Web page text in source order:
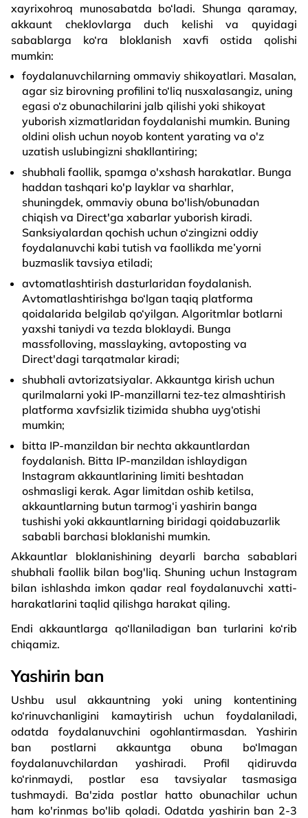
xayrixohroq munosabatda bo‘ladi. Shunga qaramay,
akkaunt cheklovlarga duch kelishi va quyidagi
sabablarga ko‘ra bloklanish xavfi ostida qolishi
mumkin:
foydalanuvchilarning ommaviy shikoyatlari. Masalan,
agar siz birovning profilini to‘liq nusxalasangiz, uning
egasi o‘z obunachilarini jalb qilishi yoki shikoyat
yuborish xizmatlaridan foydalanishi mumkin. Buning
oldini olish uchun noyob kontent yarating va o'z
uzatish uslubingizni shakllantiring;
shubhali faollik, spamga o'xshash harakatlar. Bunga
haddan tashqari ko'p layklar va sharhlar,
shuningdek, ommaviy obuna bo'lish/obunadan
chiqish va Direct'ga xabarlar yuborish kiradi.
Sanksiyalardan qochish uchun o‘zingizni oddiy
foydalanuvchi kabi tutish va faollikda me’yorni
buzmaslik tavsiya etiladi;
avtomatlashtirish dasturlaridan foydalanish.
Avtomatlashtirishga bo‘lgan taqiq platforma
qoidalarida belgilab qo‘yilgan. Algoritmlar botlarni
yaxshi taniydi va tezda bloklaydi. Bunga
massfolloving, masslayking, avtoposting va
Direct'dagi tarqatmalar kiradi;
shubhali avtorizatsiyalar. Akkauntga kirish uchun
qurilmalarni yoki IP-manzillarni tez-tez almashtirish
platforma xavfsizlik tizimida shubha uyg‘otishi
mumkin;
bitta IP-manzildan bir nechta akkauntlardan
foydalanish. Bitta IP-manzildan ishlaydigan
Instagram akkauntlarining limiti beshtadan
oshmasligi kerak. Agar limitdan oshib ketilsa,
akkauntlarning butun tarmog‘i yashirin banga
tushishi yoki akkauntlarning biridagi qoidabuzarlik
sababli barchasi bloklanishi mumkin.
Akkauntlar bloklanishining deyarli barcha sabablari
shubhali faollik bilan bog'liq. Shuning uchun Instagram
bilan ishlashda imkon qadar real foydalanuvchi xatti-
harakatlarini taqlid qilishga harakat qiling.
Endi akkauntlarga qo‘llaniladigan ban turlarini ko‘rib
chiqamiz.
Yashirin ban
Ushbu usul akkauntning yoki uning kontentining
ko‘rinuvchanligini kamaytirish uchun foydalaniladi,
odatda foydalanuvchini ogohlantirmasdan. Yashirin
ban postlarni akkauntga obuna bo‘lmagan
foydalanuvchilardan yashiradi. Profil qidiruvda
ko‘rinmaydi, postlar esa tavsiyalar tasmasiga
tushmaydi. Ba'zida postlar hatto obunachilar uchun
ham ko'rinmas bo'lib qoladi. Odatda yashirin ban 2-3